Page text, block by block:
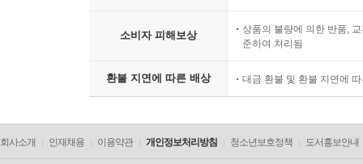
소비자 피해보상
상품의 불량에 의한 반품,
준하여 처리됨
환불 지연에 따른 배상 대금 환불 및 환불 지연에
회사소개 인재채용 이용약관 개인정보처리방침 청소년보호정책 도서홍보안내